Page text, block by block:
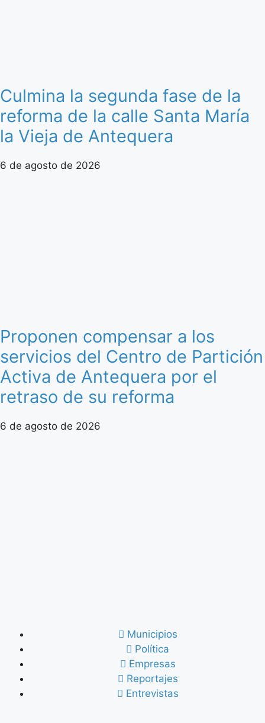
Culmina la segunda fase de la
reforma de la calle Santa María
la Vieja de Antequera
6 de agosto de 2026
Proponen compensar a los
servicios del Centro de Partición
Activa de Antequera por el
retraso de su reforma
6 de agosto de 2026
Municipios
Política
Empresas
Reportajes
Entrevistas